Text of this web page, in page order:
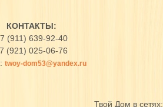
КОНТАКТЫ:
(911) 639-92-40
(921) 025-06-76
twoy-dom53@yandex.ru
Твой Дом в сетях: